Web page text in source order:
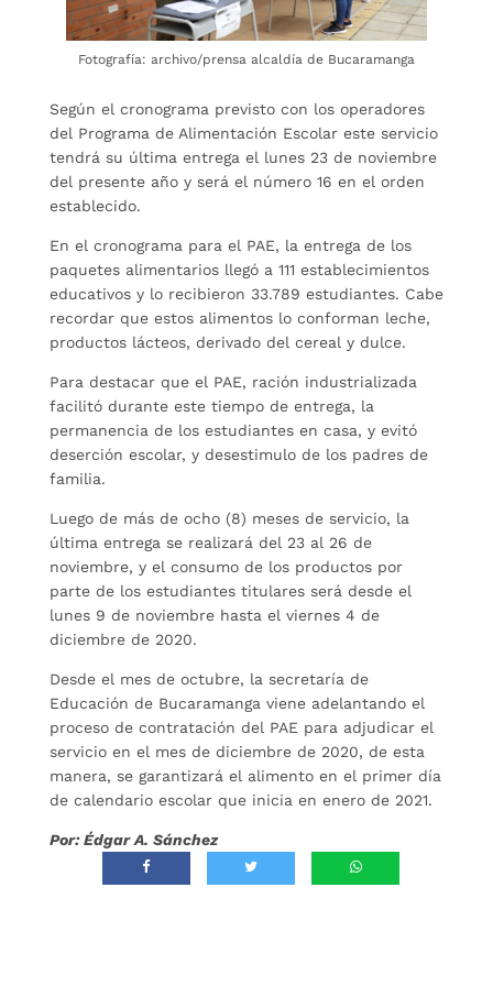
Fotografía: archivo/prensa alcaldía de Bucaramanga
Según el cronograma previsto con los operadores
del Programa de Alimentación Escolar este servicio
tendrá su última entrega el lunes 23 de noviembre
del presente año y será el número 16 en el orden
establecido.
En el cronograma para el PAE, la entrega de los
paquetes alimentarios llegó a 111 establecimientos
educativos y lo recibieron 33.789 estudiantes. Cabe
recordar que estos alimentos lo conforman leche,
productos lácteos, derivado del cereal y dulce.
Para destacar que el PAE, ración industrializada
facilitó durante este tiempo de entrega, la
permanencia de los estudiantes en casa, y evitó
deserción escolar, y desestimulo de los padres de
familia.
Luego de más de ocho (8) meses de servicio, la
última entrega se realizará del 23 al 26 de
noviembre, y el consumo de los productos por
parte de los estudiantes titulares será desde el
lunes 9 de noviembre hasta el viernes 4 de
diciembre de 2020.
Desde el mes de octubre, la secretaría de
Educación de Bucaramanga viene adelantando el
proceso de contratación del PAE para adjudicar el
servicio en el mes de diciembre de 2020, de esta
manera, se garantizará el alimento en el primer día
de calendario escolar que inicia en enero de 2021.
Por: Édgar A. Sánchez